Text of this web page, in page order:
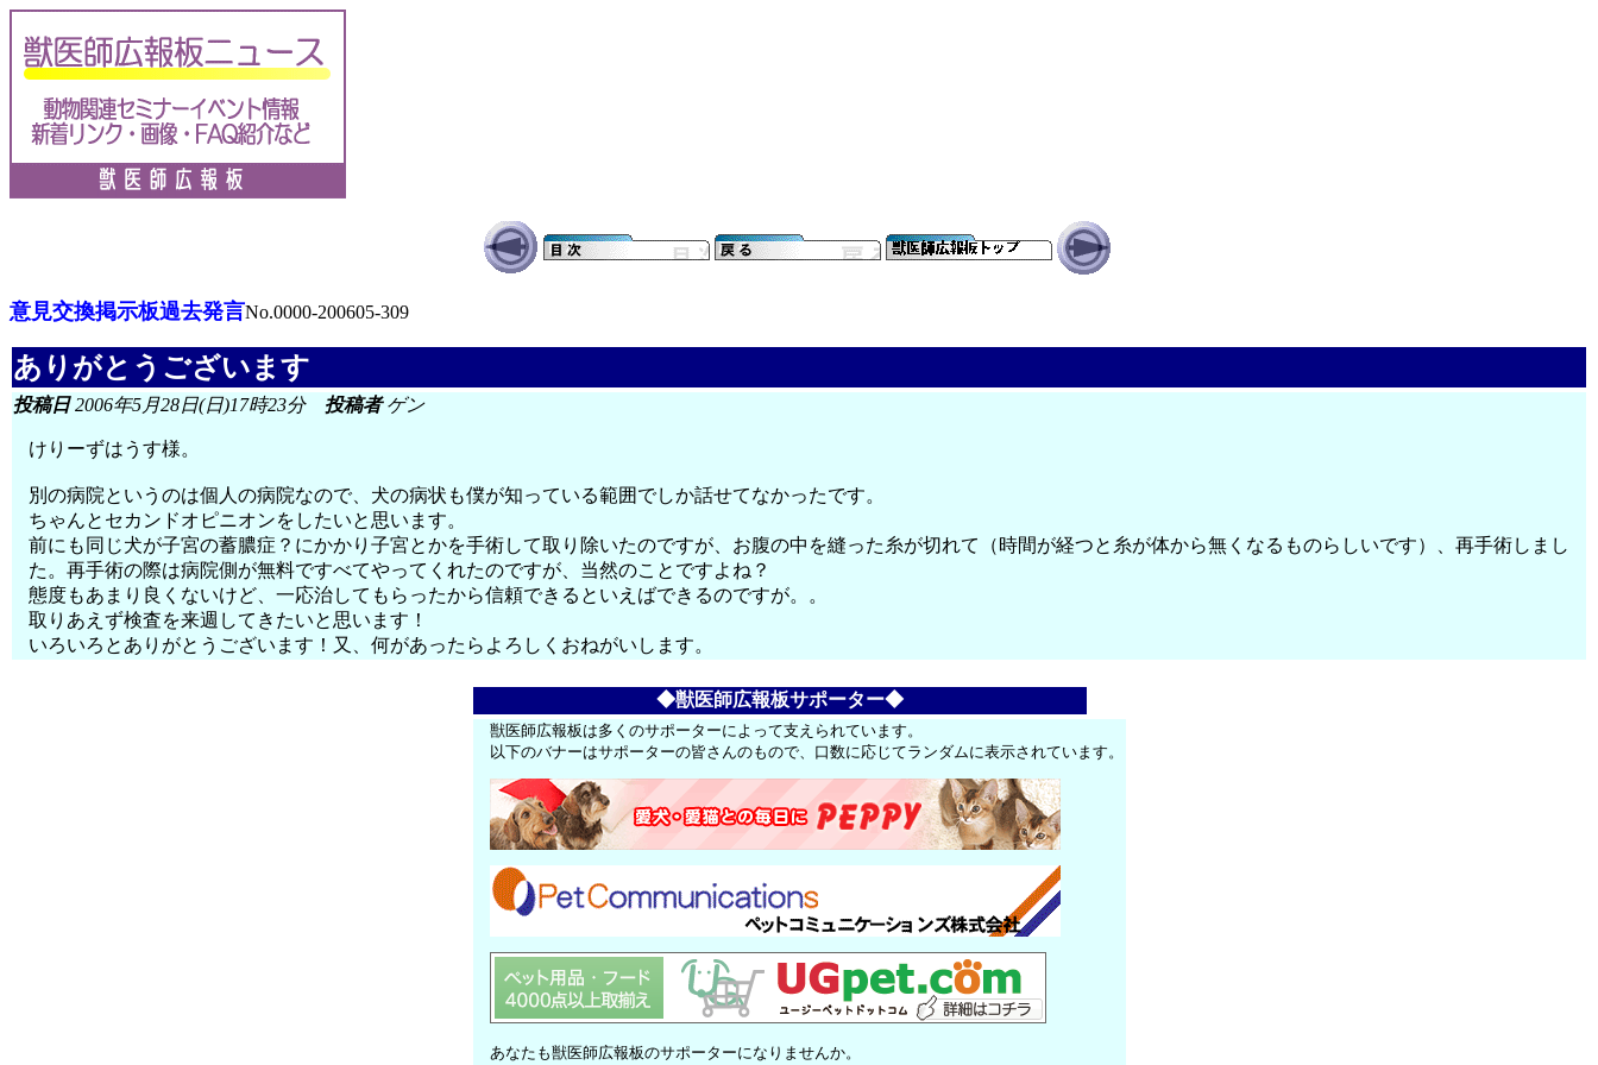
意見交換掲示板過去発言No.0000-200605-309
ありがとうございます
投稿日2006年5月28日(日)17時23分 投稿者ゲン
けりーずはうす様。
別の病院というのは個人の病院なので、犬の病状も僕が知っている範囲でしか話せてなかったです。
ちゃんとセカンドオピニオンをしたいと思います。
前にも同じ犬が子宮の蓄膿症？にかかり子宮とかを手術して取り除いたのですが、お腹の中を縫った糸が切れて（時間が経つと糸が体から無くなるものらしいです）、再手術しまし
た。再手術の際は病院側が無料ですべてやってくれたのですが、当然のことですよね？
態度もあまり良くないけど、一応治してもらったから信頼できるといえばできるのですが。。
取りあえず検査を来週してきたいと思います！
いろいろとありがとうございます！又、何があったらよろしくおねがいします。
◆獣医師広報板サポーター◆
獣医師広報板は多くのサポーターによって支えられています。
以下のバナーはサポーターの皆さんのもので、口数に応じてランダムに表示されています。
あなたも獣医師広報板のサポーターになりませんか。